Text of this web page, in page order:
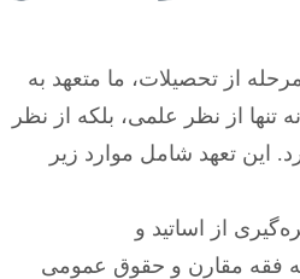
از تحصیلات، ما متعهد به
تنها از نظر علمی، بلکه از نظر
این تعهد شامل موارد زیر
از اساتید و
فقه مقارن و حقوق عمومی